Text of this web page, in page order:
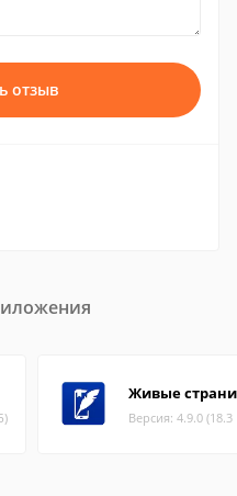
отзыв
Живые
Версия: 4.9.0